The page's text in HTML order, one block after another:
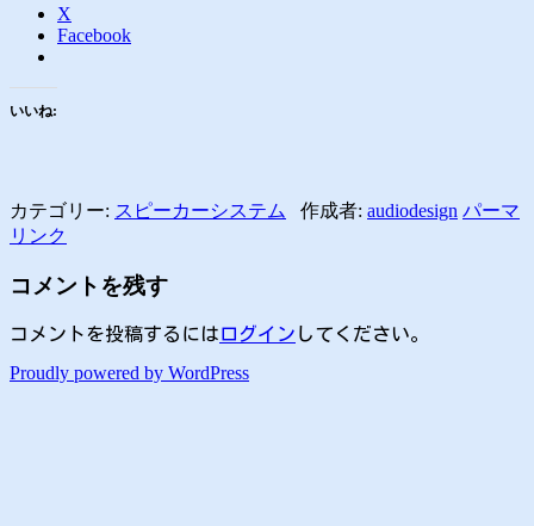
X
Facebook
いいね:
カテゴリー: スピーカーシステム 作成者: audiodesign パーマ
リンク
コメントを残す
コメントを投稿するにはログイン してください。
Proudly powered by WordPress